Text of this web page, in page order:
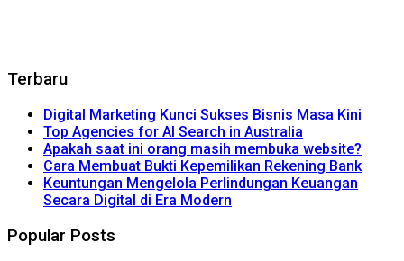
Terbaru
Digital Marketing Kunci Sukses Bisnis Masa Kini
Top Agencies for AI Search in Australia
Apakah saat ini orang masih membuka website?
Cara Membuat Bukti Kepemilikan Rekening Bank
Keuntungan Mengelola Perlindungan Keuangan
Secara Digital di Era Modern
Popular Posts